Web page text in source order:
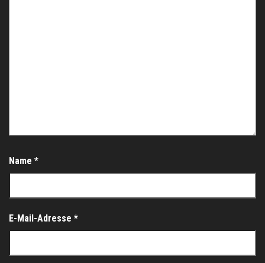
Name *
E-Mail-Adresse *